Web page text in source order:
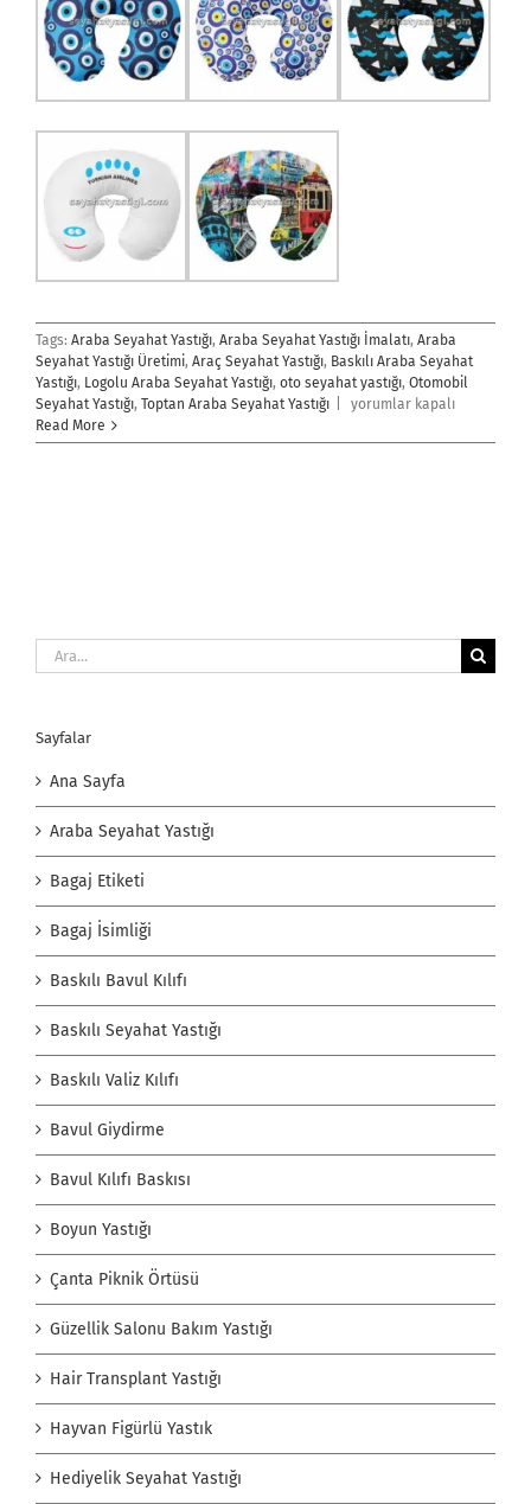
Tags: Araba Seyahat Yastığı, Araba Seyahat Yastığı İmalatı, Araba
Seyahat Yastığı Üretimi, Araç Seyahat Yastığı, Baskılı Araba Seyahat
Yastığı, Logolu Araba Seyahat Yastığı, oto seyahat yastığı, Otomobil
Seyahat Yastığı, Toptan Araba Seyahat Yastığı
Araba
Yastığı
yorumlar kapalı
Read More
Ara:
Sayfalar
Ana Sayfa
Araba Seyahat Yastığı
Bagaj Etiketi
Bagaj İsimliği
Baskılı Bavul Kılıfı
Baskılı Seyahat Yastığı
Baskılı Valiz Kılıfı
Bavul Giydirme
Bavul Kılıfı Baskısı
Boyun Yastığı
Çanta Piknik Örtüsü
Güzellik Salonu Bakım Yastığı
Hair Transplant Yastığı
Hayvan Figürlü Yastık
Hediyelik Seyahat Yastığı